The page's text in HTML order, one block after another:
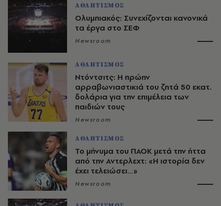
ΑΘΛΗΤΙΣΜΟΣ
Ολυμπιακός: Συνεχίζονται κανονικά
τα έργα στο ΣΕΦ
Newsroom
ΑΘΛΗΤΙΣΜΟΣ
Ντόντσιτς: Η πρώην
αρραβωνιαστικιά του ζητά 50 εκατ.
δολάρια για την επιμέλεια των
παιδιών τους
Newsroom
ΑΘΛΗΤΙΣΜΟΣ
Το μήνυμα του ΠΑΟΚ μετά την ήττα
από την Αντερλεχτ: «Η ιστορία δεν
έχει τελειώσει…»
Newsroom